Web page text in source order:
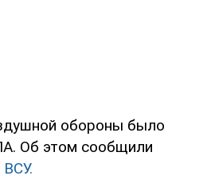
обороны было
Об этом сообщили